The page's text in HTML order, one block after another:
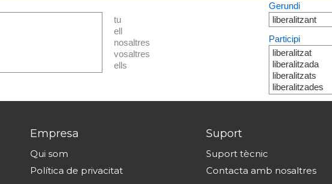
tu
ell
nosaltres
vosaltres
ells
Gerundi
liberalitzant
Participi
liberalitzat
liberalitzada
liberalitzats
liberalitzades
Empresa
Qui som
Política de privacitat
Suport
Suport tècnic
Contacta amb nosaltres